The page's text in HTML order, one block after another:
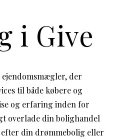
i Give
der
til både købere og
og erfaring inden for
overlade din bolighandel
din drømmebolig eller